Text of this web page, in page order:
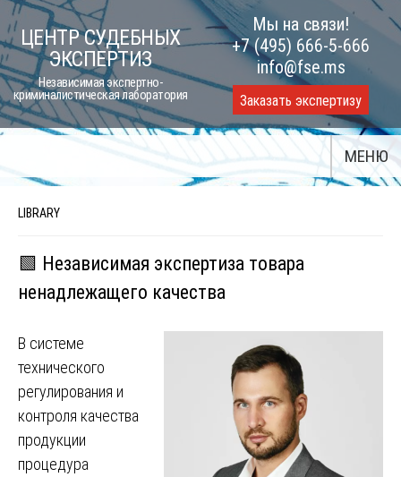
Skip
to
content
ЦЕНТР СУДЕБНЫХ
ЭКСПЕРТИЗ
Независимая экспертно-
криминалистическая лаборатория
Мы на связи!
+7 (495) 666-5-666
info@fse.ms
Заказать экспертизу
МЕНЮ
LIBRARY
🟩 Независимая экспертиза товара
ненадлежащего качества
В системе
технического
регулирования и
контроля качества
продукции
процедура